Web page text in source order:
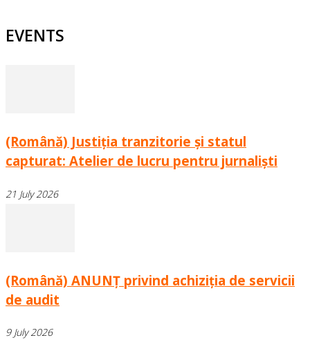
EVENTS
(Română) Justiția tranzitorie și statul
capturat: Atelier de lucru pentru jurnaliști
21 July 2026
(Română) ANUNȚ privind achiziția de servicii
de audit
9 July 2026